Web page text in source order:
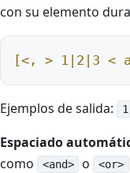
con su elemento
[<, > 1|2|3 <
Ejemplos de salida:
Espaciado
como
<and> o <or>